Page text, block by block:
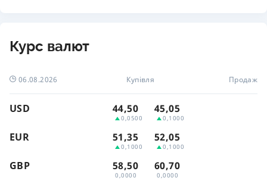
Курс валют
06.08.2026 Купівля Продаж
USD 44,50
0,0500
45,05
0,1000
EUR 51,35
0,1000
52,05
0,1000
GBP 58,50
0,0000
60,70
0,0000